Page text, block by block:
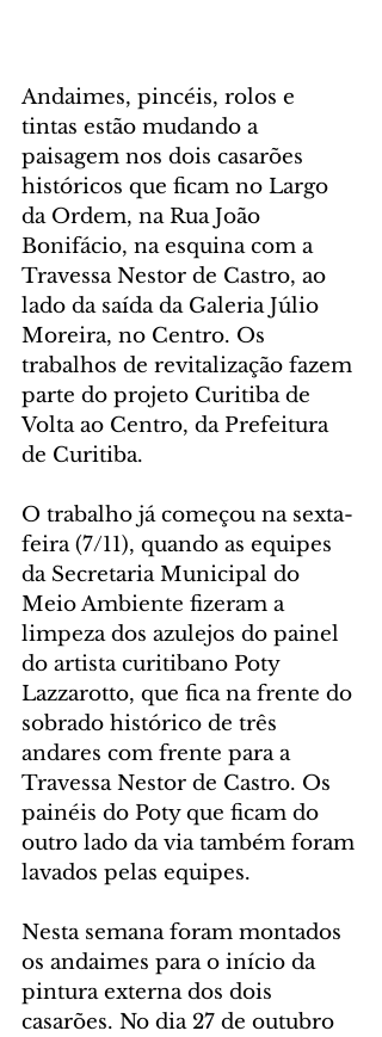
Andaimes, pincéis, rolos e
tintas estão mudando a
paisagem nos dois casarões
históricos que ficam no Largo
da Ordem, na Rua João
Bonifácio, na esquina com a
Travessa Nestor de Castro, ao
lado da saída da Galeria Júlio
Moreira, no Centro. Os
trabalhos de revitalização fazem
parte do projeto Curitiba de
Volta ao Centro, da Prefeitura
de Curitiba.
O trabalho já começou na sexta-
feira (7/11), quando as equipes
da Secretaria Municipal do
Meio Ambiente fizeram a
limpeza dos azulejos do painel
do artista curitibano Poty
Lazzarotto, que fica na frente do
sobrado histórico de três
andares com frente para a
Travessa Nestor de Castro. Os
painéis do Poty que ficam do
outro lado da via também foram
lavados pelas equipes.
Nesta semana foram montados
os andaimes para o início da
pintura externa dos dois
casarões. No dia 27 de outubro